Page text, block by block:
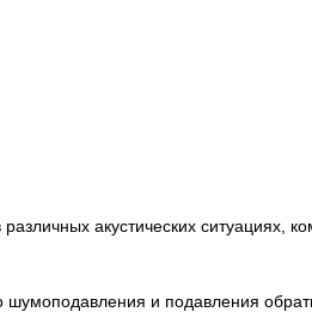
акустических ситуациях,
и подавления